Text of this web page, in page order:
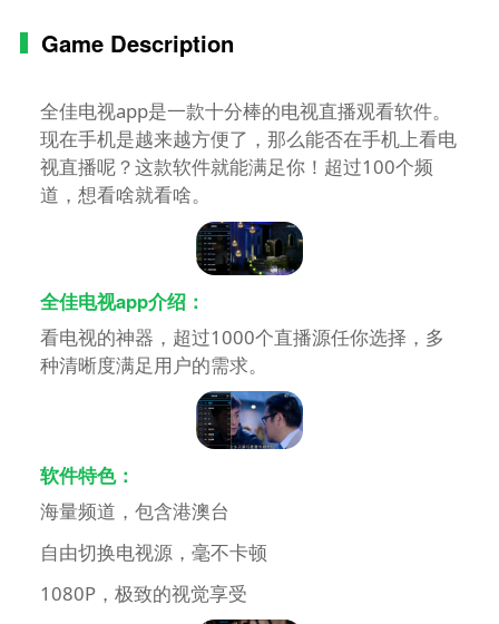
Game Description
全佳电视app是一款十分棒的电视直播观看软件。
现在手机是越来越方便了，那么能否在手机上看电
视直播呢？这款软件就能满足你！超过100个频
道，想看啥就看啥。
全佳电视app介绍：
看电视的神器，超过1000个直播源任你选择，多
种清晰度满足用户的需求。
软件特色：
海量频道，包含港澳台
自由切换电视源，毫不卡顿
1080P，极致的视觉享受